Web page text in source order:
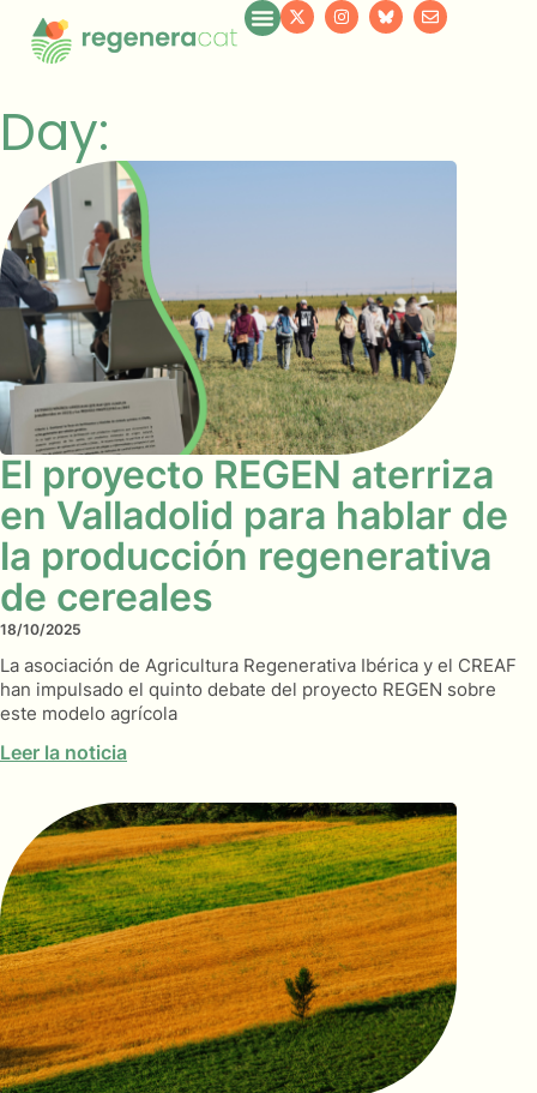
Day:
El proyecto REGEN aterriza
en Valladolid para hablar de
la producción regenerativa
de cereales
18/10/2025
La asociación de Agricultura Regenerativa Ibérica y el CREAF
han impulsado el quinto debate del proyecto REGEN sobre
este modelo agrícola
Leer la noticia